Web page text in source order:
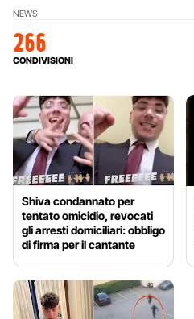
NEWS
266
CONDIVISIONI
Shiva condannato per
tentato omicidio, revocati
gli arresti domiciliari: obbligo
di firma per il cantante